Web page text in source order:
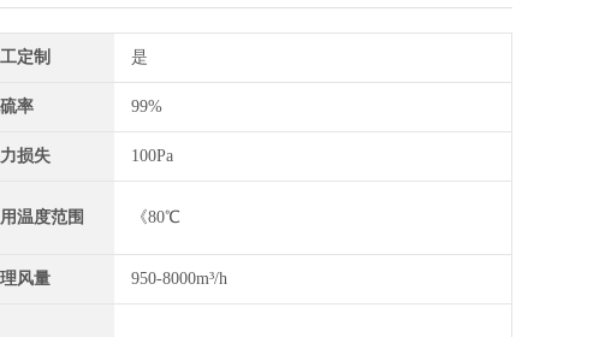
定制 是
率 99%
损失 100Pa
温度范围 《80℃
风量 950-8000m³/h